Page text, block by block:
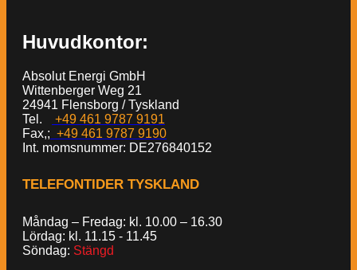
Huvudkontor:
Absolut Energi GmbH
Wittenberger Weg 21
24941 Flensborg / Tyskland
Tel.
+49 461 9787 9191
Fax,; +49 461 9787 9190
Int. momsnummer: DE276840152
TELEFONTIDER TYSKLAND
Måndag – Fredag: kl. 10.00 – 16.30
Lördag: kl. 11.15 - 11.45
Söndag: Stängd